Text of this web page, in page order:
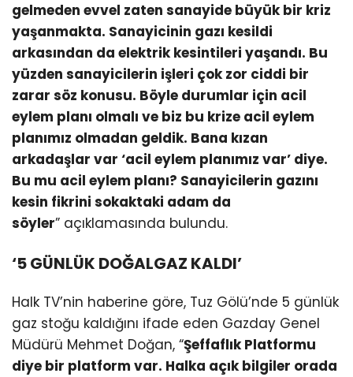
gelmeden evvel zaten sanayide büyük bir kriz
yaşanmakta. Sanayicinin gazı kesildi
arkasından da elektrik kesintileri yaşandı. Bu
yüzden sanayicilerin işleri çok zor ciddi bir
zarar söz konusu. Böyle durumlar için acil
eylem planı olmalı ve biz bu krize acil eylem
planımız olmadan geldik. Bana kızan
arkadaşlar var ‘acil eylem planımız var’ diye.
Bu mu acil eylem planı? Sanayicilerin gazını
kesin fikrini sokaktaki adam da
söyler” açıklamasında bulundu.
‘5 GÜNLÜK DOĞALGAZ KALDI’
Halk TV’nin haberine göre, Tuz Gölü’nde 5 günlük
gaz stoğu kaldığını ifade eden Gazday Genel
Müdürü Mehmet Doğan, “Şeffaflık Platformu
diye bir platform var. Halka açık bilgiler orada